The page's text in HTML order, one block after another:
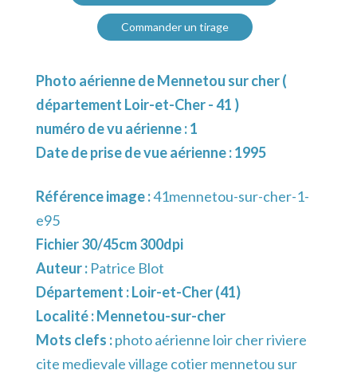
Commander un tirage
Photo aérienne de Mennetou sur cher (
département Loir-et-Cher - 41 )
numéro de vu aérienne : 1
Date de prise de vue aérienne : 1995
Référence image :41mennetou-sur-cher-1-
e95
Fichier 30/45cm 300dpi
Auteur : Patrice Blot
Département :Loir-et-Cher (41)
Localité :Mennetou-sur-cher
Mots clefs :photo aérienne loir cher riviere
cite medievale village cotier mennetou sur